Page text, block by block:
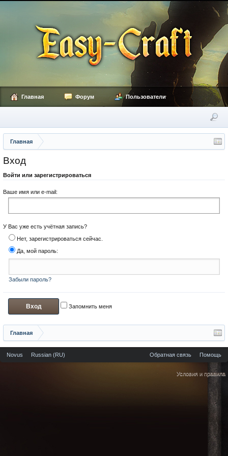
Главная
Вход
Войти или зарегистрироваться
Ваше имя или e-mail:
У Вас уже есть учётная запись?
Нет, зарегистрироваться сейчас.
Да, мой пароль:
Забыли пароль?
Запомнить меня
Главная
Главная Форум Пользователи
Novus Russian (RU) Обратная связь Помощь
Условия и правила